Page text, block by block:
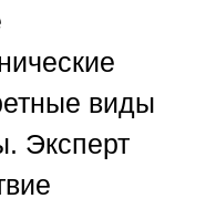
виды
Эксперт